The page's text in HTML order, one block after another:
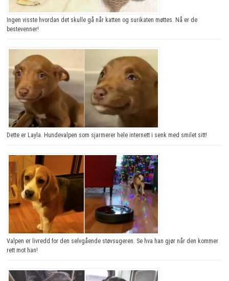
Ingen visste hvordan det skulle gå når katten og surikaten møttes. Nå er de
bestevenner!
Dette er Layla. Hundevalpen som sjarmerer hele internett i senk med smilet sitt!
Valpen er livredd for den selvgående støvsugeren. Se hva han gjør når den kommer
rett mot han!